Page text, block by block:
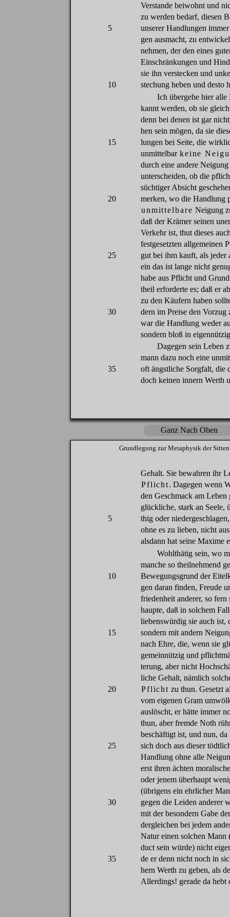
Verstande beiwohnt und
zu werden bedarf, diesen
5
unserer Handlungen immer
gen ausmacht, zu
nehmen, der den eines
Einschränkungen und
sie ihn verstecken und
10
stechung heben und desto
Ich übergehe hieralle
kannt werden, ob sie gleich
denn bei denen ist gar nicht
hen sein mögen, da sie
15
lungen bei Seite, die
unmittelbar keine
durch eine andere Neigung
unterscheiden, ob die
süchtiger Absicht
20
merken, wo die Handlung
unmittelbare Neigung
daß der Krämer seinen
Verkehrist, thut dieses
festgesetzten allgemeinen
25
gut bei ihm kauft, als jeder
ein das ist lange nicht
habe aus Pflicht und
theil erforderte es; daß er
zu den Käufern haben
30
dern im Preise den Vorzug
war die Handlung weder
sondern bloß in
Dagegen sein Leben
mann dazu noch eine
35
oft ängstliche Sorgfalt, die
doch keinen innern Werth
Ganz Nach Oben
Grundlegung zurMetaphysik der Sitten
Gehalt. Sie bewahren ihr
Pflicht.Dagegen wenn
den Geschmack am Leben
glückliche, stark an Seele,
5
thig oder niedergeschlagen
ohne es zu lieben, nicht aus
alsdann hat seine Maxime
Wohlthätig sein, wo
manche so theilnehmend
10
Bewegungsgrund der
gen daran finden, Freude
friedenheit anderer, so fern
haupte, daß in solchem
liebenswürdig sie auch ist,
15
sondern mit andern
nach Ehre, die, wenn sie
gemeinnützig und
terung, aber nicht
liche Gehalt, nämlich
20
Pflicht zu thun.Gesetzt
vom eigenen Gram
auslöscht, er hätte immer
thun, aber fremde Noth
beschäftigt ist, und nun, da
25
sich doch aus dieser
Handlung ohne alle
erst ihren ächten
oder jenem überhaupt
(übrigens ein ehrlicher
30
gegen die Leiden anderer
mit der besondern Gabe
dergleichen bei jedem
Natureinen solchen Mann
duct sein würde) nicht
35
de er denn nicht noch in
hern Werth zu geben, als
Allerdings! gerade da hebt